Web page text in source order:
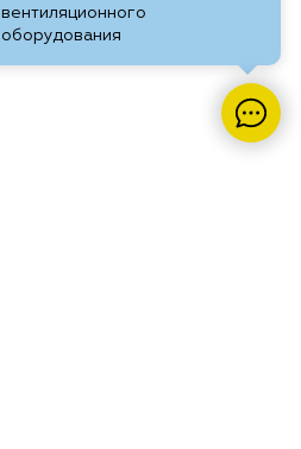
вентиляционного
оборудования